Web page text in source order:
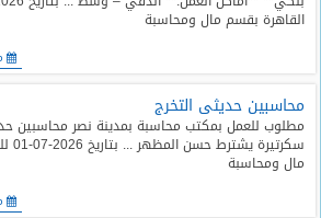
القاهرة بقسم مال ومحاسبة
محاسبين حديثى التخرج
مطلوب للعمل بمكتب محاسبة بمدينة نصر محاسبين
مال ومحاسبة